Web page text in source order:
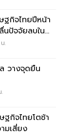
ฐกิจไทยปีหน้า
นปัจจัยลบใน
.
วางจุดยืน
ฐกิจไทยโตช้า
มเสี่ยง